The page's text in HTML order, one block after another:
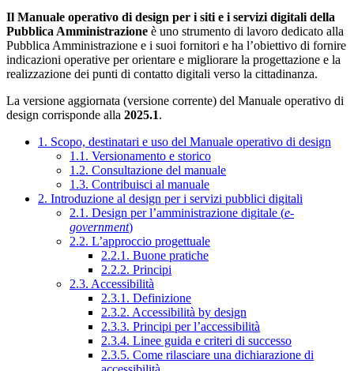
Il Manuale operativo di design per i siti e i servizi digitali della
Pubblica Amministrazione è uno strumento di lavoro dedicato alla
Pubblica Amministrazione e i suoi fornitori e ha l’obiettivo di fornire
indicazioni operative per orientare e migliorare la progettazione e la
realizzazione dei punti di contatto digitali verso la cittadinanza.
La versione aggiornata (versione corrente) del Manuale operativo di
design corrisponde alla 2025.1.
1. Scopo, destinatari e uso del Manuale operativo di design
1.1. Versionamento e storico
1.2. Consultazione del manuale
1.3. Contribuisci al manuale
2. Introduzione al design per i servizi pubblici digitali
2.1. Design per l’amministrazione digitale (e-
government)
2.2. L’approccio progettuale
2.2.1. Buone pratiche
2.2.2. Principi
2.3. Accessibilità
2.3.1. Definizione
2.3.2. Accessibilità by design
2.3.3. Principi per l’accessibilità
2.3.4. Linee guida e criteri di successo
2.3.5. Come rilasciare una dichiarazione di